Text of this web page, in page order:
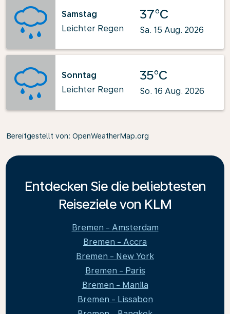
Samstag
Leichter Regen
37°C
Sa. 15 Aug. 2026
Sonntag
Leichter Regen
35°C
So. 16 Aug. 2026
Bereitgestellt von: OpenWeatherMap.org
Entdecken Sie die beliebtesten
Reiseziele von KLM
Bremen - Amsterdam
Bremen - Accra
Bremen - New York
Bremen - Paris
Bremen - Manila
Bremen - Lissabon